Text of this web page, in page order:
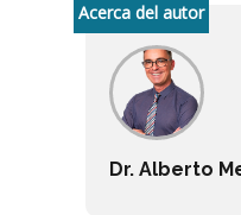
Acerca del autor
Dr. Alberto